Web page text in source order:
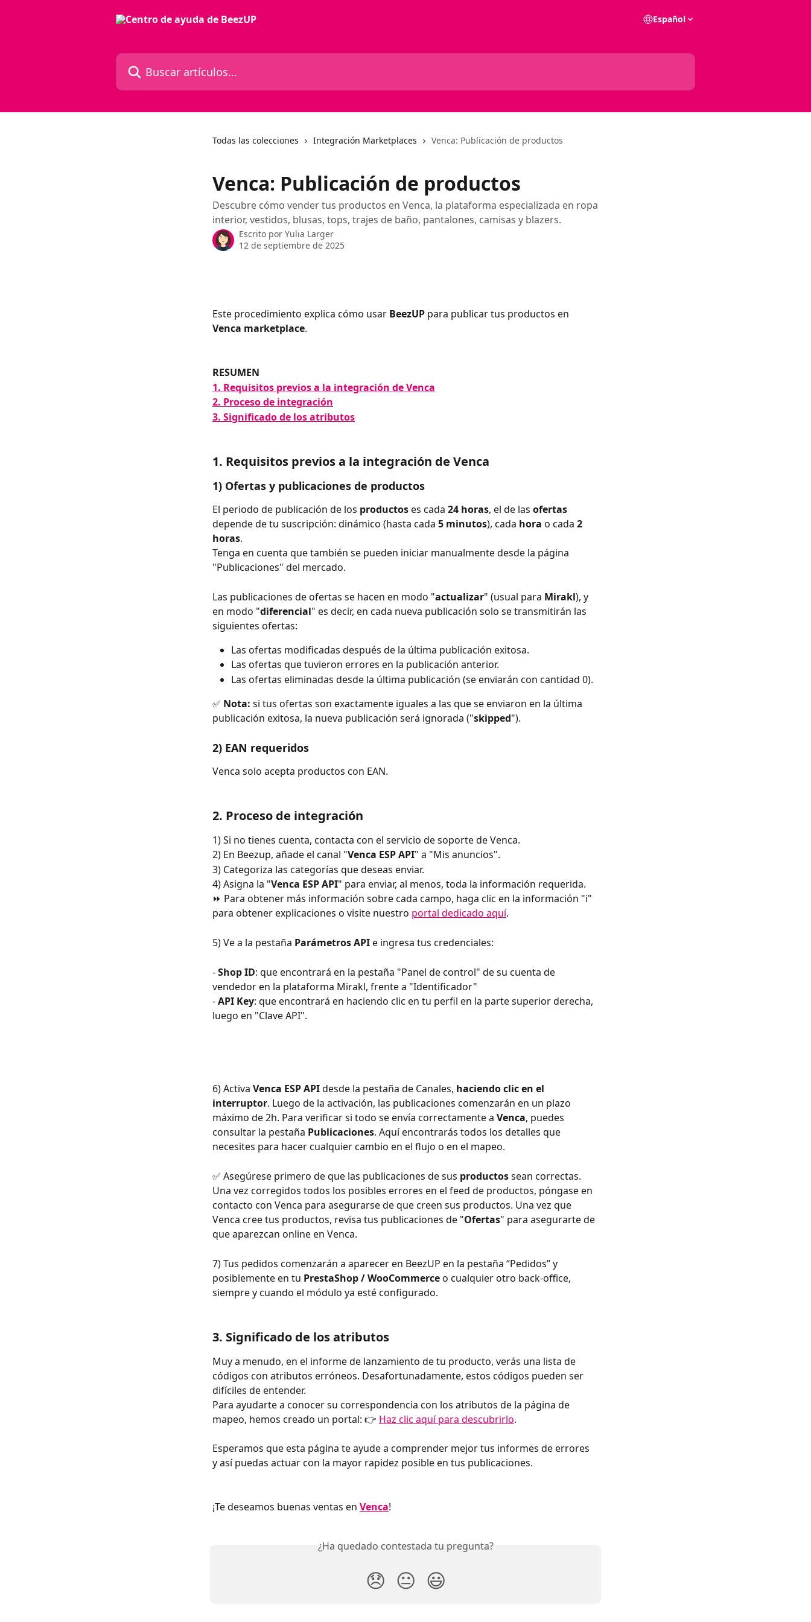
Español
Buscar artículos...
Todas las colecciones Integración Marketplaces Venca: Publicación de productos
Venca: Publicación de productos
Descubre cómo vender tus productos en Venca, la plataforma especializada en ropa
interior, vestidos, blusas, tops, trajes de baño, pantalones, camisas y blazers.
Escrito por Yulia Larger
12 de septiembre de 2025
Este procedimiento explica cómo usar BeezUP para publicar tus productos en
Venca marketplace.
RESUMEN
1. Requisitos previos a la integración de Venca
2. Proceso de integración
3. Significado de los atributos
1. Requisitos previos a la integración de Venca
1) Ofertas y publicaciones de productos
El periodo de publicación de los productos es cada 24 horas, el de las ofertas
depende de tu suscripción: dinámico (hasta cada 5 minutos), cada hora o cada 2
horas.
Tenga en cuenta que también se pueden iniciar manualmente desde la página
"Publicaciones" del mercado.
Las publicaciones de ofertas se hacen en modo "actualizar" (usual para Mirakl), y
en modo "diferencial" es decir, en cada nueva publicación solo se transmitirán las
siguientes ofertas:
Las ofertas modificadas después de la última publicación exitosa.
Las ofertas que tuvieron errores en la publicación anterior.
Las ofertas eliminadas desde la última publicación (se enviarán con cantidad 0).
✅ Nota: si tus ofertas son exactamente iguales a las que se enviaron en la última
publicación exitosa, la nueva publicación será ignorada ("skipped").
2) EAN requeridos
Venca solo acepta productos con EAN.
2. Proceso de integración
1) Si no tienes cuenta, contacta con el servicio de soporte de Venca.
2) En Beezup, añade el canal "Venca ESP API" a "Mis anuncios".
3) Categoriza las categorías que deseas enviar.
4) Asigna la "Venca ESP API" para enviar, al menos, toda la información requerida.
⏩ Para obtener más información sobre cada campo, haga clic en la información "i"
para obtener explicaciones o visite nuestro portal dedicado aquí.
5) Ve a la pestaña Parámetros API e ingresa tus credenciales:
- Shop ID: que encontrará en la pestaña "Panel de control" de su cuenta de
vendedor en la plataforma Mirakl, frente a "Identificador"
- API Key: que encontrará en haciendo clic en tu perfil en la parte superior derecha,
luego en "Clave API".
6) Activa Venca ESP API desde la pestaña de Canales, haciendo clic en el
interruptor. Luego de la activación, las publicaciones comenzarán en un plazo
máximo de 2h. Para verificar si todo se envía correctamente a Venca, puedes
consultar la pestaña Publicaciones. Aquí encontrarás todos los detalles que
necesites para hacer cualquier cambio en el flujo o en el mapeo.
✅ Asegúrese primero de que las publicaciones de sus productos sean correctas.
Una vez corregidos todos los posibles errores en el feed de productos, póngase en
contacto con Venca para asegurarse de que creen sus productos. Una vez que
Venca cree tus productos, revisa tus publicaciones de "Ofertas" para asegurarte de
que aparezcan online en Venca.
7) Tus pedidos comenzarán a aparecer en BeezUP en la pestaña “Pedidos” y
posiblemente en tu PrestaShop / WooCommerce o cualquier otro back-office,
siempre y cuando el módulo ya esté configurado.
3. Significado de los atributos
Muy a menudo, en el informe de lanzamiento de tu producto, verás una lista de
códigos con atributos erróneos. Desafortunadamente, estos códigos pueden ser
difíciles de entender.
Para ayudarte a conocer su correspondencia con los atributos de la página de
mapeo, hemos creado un portal: 👉 Haz clic aquí para descubrirlo.
Esperamos que esta página te ayude a comprender mejor tus informes de errores
y así puedas actuar con la mayor rapidez posible en tus publicaciones.
¡Te deseamos buenas ventas en Venca!
¿Ha quedado contestada tu pregunta?
😞 😐 😃